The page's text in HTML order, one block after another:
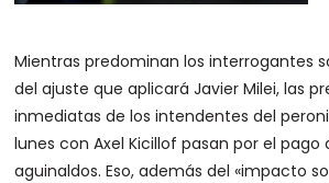
Mientras predominan los interrogantes
del ajuste que aplicará Javier Milei, las
inmediatas de los intendentes del
lunes con Axel Kicillof pasan por el pago
aguinaldos. Eso, además del «impacto